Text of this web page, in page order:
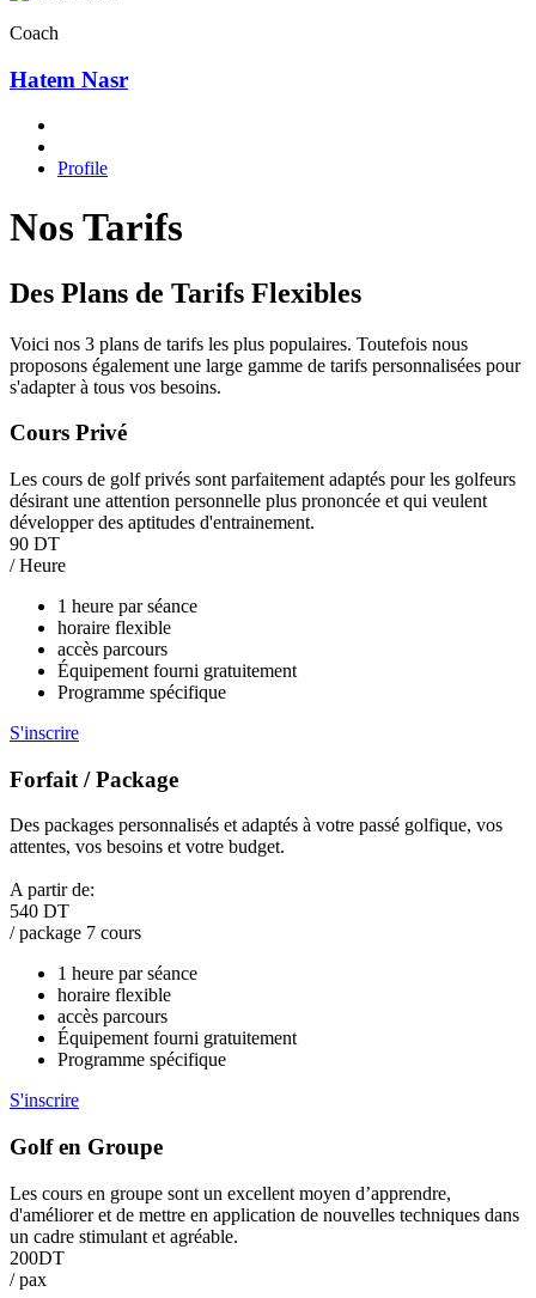
Coach
Hatem Nasr
Profile
Nos Tarifs
Des Plans de Tarifs Flexibles
Voici nos 3 plans de tarifs les plus populaires. Toutefois nous
proposons également une large gamme de tarifs personnalisées pour
s'adapter à tous vos besoins.
Cours Privé
Les cours de golf privés sont parfaitement adaptés pour les golfeurs
désirant une attention personnelle plus prononcée et qui veulent
développer des aptitudes d'entrainement.
90 DT
/ Heure
1 heure par séance
horaire flexible
accès parcours
Équipement fourni gratuitement
Programme spécifique
S'inscrire
Forfait / Package
Des packages personnalisés et adaptés à votre passé golfique, vos
attentes, vos besoins et votre budget.
A partir de:
540 DT
/ package 7 cours
1 heure par séance
horaire flexible
accès parcours
Équipement fourni gratuitement
Programme spécifique
S'inscrire
Golf en Groupe
Les cours en groupe sont un excellent moyen d’apprendre,
d'améliorer et de mettre en application de nouvelles techniques dans
un cadre stimulant et agréable.
200DT
/ pax